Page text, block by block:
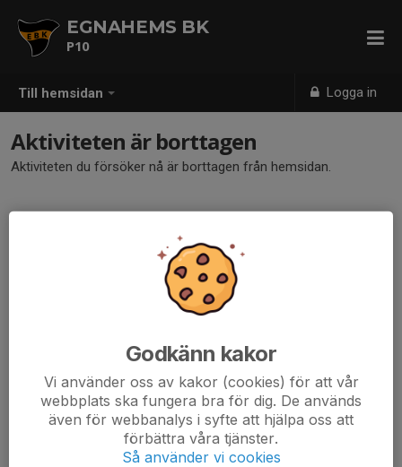
Till hemsidan Logga in
EGNAHEMS BK
P10
Aktiviteten är borttagen
Aktiviteten du försöker nå är borttagen från hemsidan.
Godkänn kakor
Vi använder oss av kakor (cookies) för att vår
webbplats ska fungera bra för dig. De används
även för webbanalys i syfte att hjälpa oss att
förbättra våra tjänster.
Så använder vi cookies